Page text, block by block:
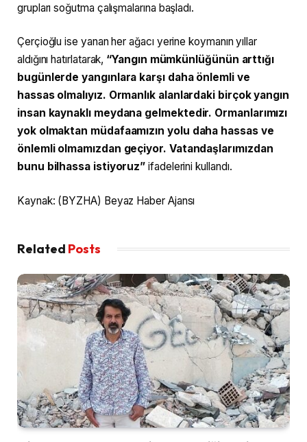
grupları soğutma çalışmalarına başladı.
Çerçioğlu ise yanan her ağacı yerine koymanın yıllar
aldığını hatırlatarak, “Yangın mümkünlüğünün arttığı
bugünlerde yangınlara karşı daha önlemli ve
hassas olmalıyız. Ormanlık alanlardaki birçok yangın
insan kaynaklı meydana gelmektedir. Ormanlarımızı
yok olmaktan müdafaamızın yolu daha hassas ve
önlemli olmamızdan geçiyor. Vatandaşlarımızdan
bunu bilhassa istiyoruz” ifadelerini kullandı.
Kaynak: (BYZHA) Beyaz Haber Ajansı
Related Posts